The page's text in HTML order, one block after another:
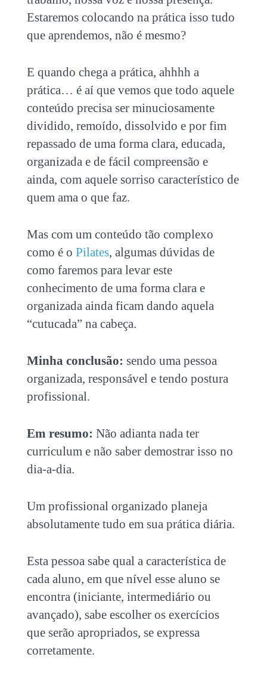
Estaremos colocando na prática isso tudo
que aprendemos, não é mesmo?
E quando chega a prática, ahhhh a
prática… é aí que vemos que todo aquele
conteúdo precisa ser minuciosamente
dividido, remoído, dissolvido e por fim
repassado de uma forma clara, educada,
organizada e de fácil compreensão e
ainda, com aquele sorriso característico de
quem ama o que faz.
Mas com um conteúdo tão complexo
como é o Pilates, algumas dúvidas de
como faremos para levar este
conhecimento de uma forma clara e
organizada ainda ficam dando aquela
“cutucada” na cabeça.
Minha conclusão: sendo uma pessoa
organizada, responsável e tendo postura
profissional.
Em resumo: Não adianta nada ter
curriculum e não saber demostrar isso no
dia-a-dia.
Um profissional organizado planeja
absolutamente tudo em sua prática diária.
Esta pessoa sabe qual a característica de
cada aluno, em que nível esse aluno se
encontra (iniciante, intermediário ou
avançado), sabe escolher os exercícios
que serão apropriados, se expressa
corretamente.